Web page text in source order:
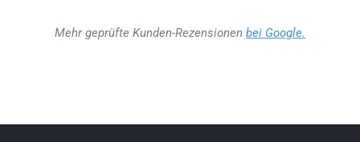
Mehr geprüfte Kunden-Rezensionen bei Google.